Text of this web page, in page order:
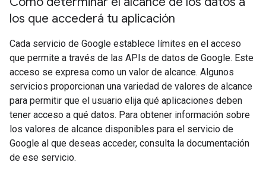
los que accederá tu aplicación
Cada servicio de Google establece límites en el acceso
que permite a través de las APIs de datos de Google. Este
acceso se expresa como un valor de alcance. Algunos
servicios proporcionan una variedad de valores de alcance
para permitir que el usuario elija qué aplicaciones deben
tener acceso a qué datos. Para obtener información sobre
los valores de alcance disponibles para el servicio de
Google al que deseas acceder, consulta la documentación
de ese servicio.